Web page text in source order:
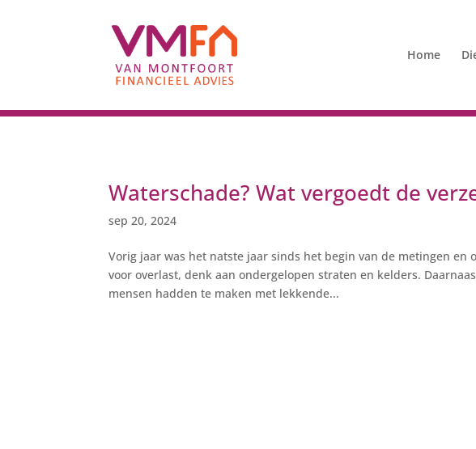
Home
Waterschade? Wat vergoedt de
sep 20, 2024
Vorig jaar was het natste jaar sinds het begin van de metingen en
voor overlast, denk aan ondergelopen straten en kelders.
mensen hadden te maken met lekkende...